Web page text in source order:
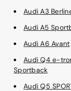
Audi A3
Audi A5
Audi A6 Avant
Audi Q4 e-
Sportback
Audi Q5